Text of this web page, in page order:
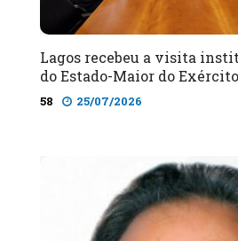
Lagos recebeu a visita
do Estado-Maior do Exército
58 25/07/2026